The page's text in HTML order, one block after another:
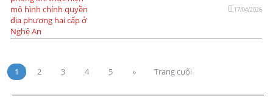
17/04/2026
1 2 3 4 5 » Trang cuối